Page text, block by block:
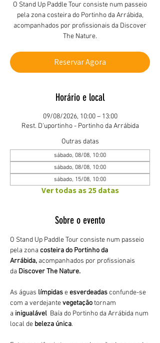
O Stand Up Paddle Tour consiste num passeio
pela zona costeira do Portinho da Arrábida,
acompanhados por profissionais da Discover
The Nature.
Reservar Agora
Horário e local
09/08/2026, 10:00 – 13:00
Rest. D'uportinho - Portinho da Arrábida
Outras datas
sábado, 08/08, 10:00
sábado, 08/08, 10:00
sábado, 15/08, 10:00
Ver todas as 25 datas
Sobre o evento
O Stand Up Paddle Tour consiste num passeio
pela zona costeira do Portinho da
Arrábida, acompanhados por profissionais
da Discover The Nature.
As águas límpidas e esverdeadas confunde-se
com a verdejante vegetação tornam
a inigualável Baía do Portinho da Arrábida num
local de beleza única.